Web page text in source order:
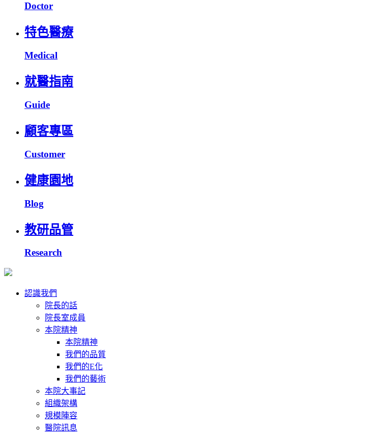
Doctor
特色醫療
Medical
就醫指南
Guide
顧客專區
Customer
健康園地
Blog
教研品管
Research
認識我們
院長的話
院長室成員
本院精神
本院精神
我們的品質
我們的E化
我們的藝術
本院大事記
組織架構
規模陣容
醫院訊息